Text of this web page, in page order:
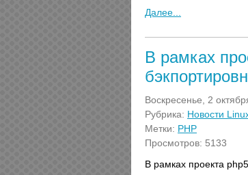
Далее...
В рамках
Воскресенье, 2
Рубрика: Новости
Метки: PHP
Просмотров: 5133
В рамках проекта